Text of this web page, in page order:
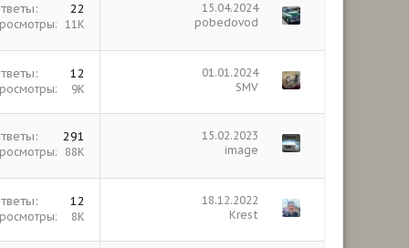
22
11К
15.04.2024
pobedovod
12
9К
01.01.2024
SMV
291
88К
15.02.2023
image
12
8К
18.12.2022
Krest